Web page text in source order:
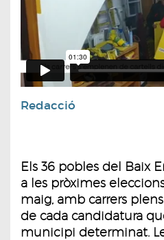
Redacció
Els 36 pobles del Baix
a les pròximes
maig, amb carrers
de cada candidatura
municipi determinat.